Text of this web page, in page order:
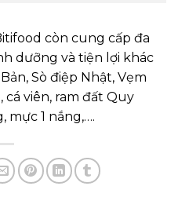
còn cung cấp đa
dưỡng và tiện lợi khác
Sò điệp Nhật, Vẹm
cá viên, ram đất Quy
mực 1 nắng,….